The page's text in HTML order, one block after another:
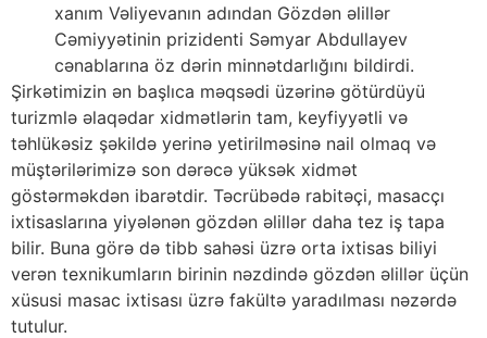
xanım Vəliyevanın adından Gözdən əlillər
Cəmiyyətinin prizidenti Səmyar Abdullayev
cənablarına öz dərin minnətdarlığını bildirdi.
Şirkətimizin ən başlıca məqsədi üzərinə götürdüyü
turizmlə əlaqədar xidmətlərin tam, keyfiyyətli və
təhlükəsiz şəkildə yerinə yetirilməsinə nail olmaq və
müştərilərimizə son dərəcə yüksək xidmət
göstərməkdən ibarətdir. Təcrübədə rabitəçi, masacçı
ixtisaslarına yiyələnən gözdən əlillər daha tez iş tapa
bilir. Buna görə də tibb sahəsi üzrə orta ixtisas biliyi
verən texnikumların birinin nəzdində gözdən əlillər üçün
xüsusi masac ixtisası üzrə fakültə yaradılması nəzərdə
tutulur.